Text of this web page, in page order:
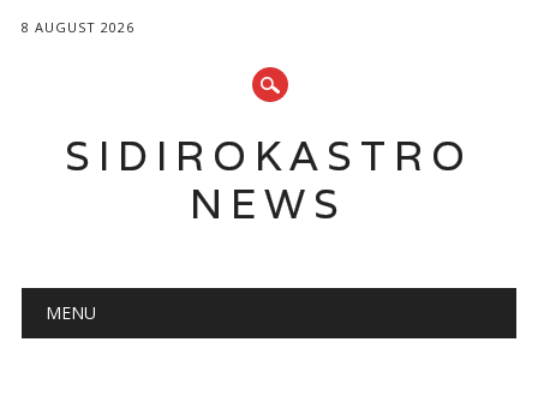
8 AUGUST 2026
SIDIROKASTRO
NEWS
Main menu
MENU